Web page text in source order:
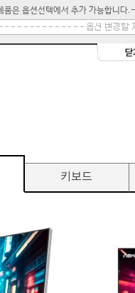
품은 옵션선택에서 추가 가능합니다.-
키보드